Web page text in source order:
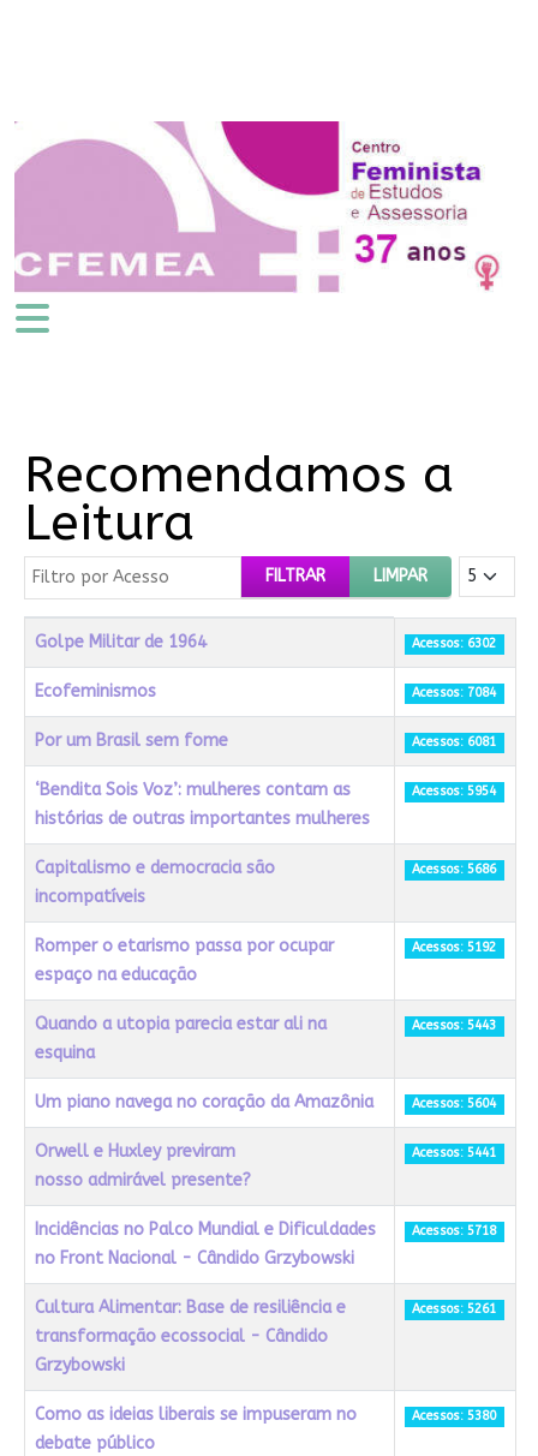
Recomendamos a
Leitura
Filtro por Acesso FILTRAR LIMPAR Mostrar #
Título Acessos
Golpe Militar de 1964 Acessos: 6302
Ecofeminismos Acessos: 7084
Por um Brasil sem fome Acessos: 6081
‘Bendita Sois Voz’: mulheres contam as
histórias de outras importantes mulheres
Acessos: 5954
Capitalismo e democracia são
incompatíveis
Acessos: 5686
Romper o etarismo passa por ocupar
espaço na educação
Acessos: 5192
Quando a utopia parecia estar ali na
esquina
Acessos: 5443
Um piano navega no coração da Amazônia Acessos: 5604
Orwell e Huxley previram
nosso admirável presente?
Acessos: 5441
Incidências no Palco Mundial e Dificuldades
no Front Nacional - Cândido Grzybowski
Acessos: 5718
Cultura Alimentar: Base de resiliência e
transformação ecossocial - Cândido
Grzybowski
Acessos: 5261
Como as ideias liberais se impuseram no
debate público
Acessos: 5380